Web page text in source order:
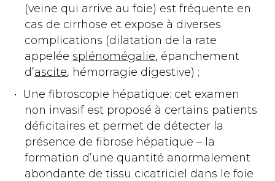
(veine qui arrive au foie) est fréquente en
cas de cirrhose et expose à diverses
complications (dilatation de la rate
appeléesplénomégalie, épanchement
d’ascite, hémorragie digestive) ;
Une fibroscopie hépatique: cet examen
non invasif est proposé à certains patients
déficitaires et permet de détecter la
présence de fibrose hépatique – la
formation d’une quantité anormalement
abondante de tissu cicatriciel dans le foie